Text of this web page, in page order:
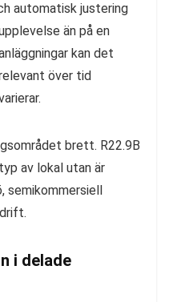
automatisk justering
än på en
kan det
över tid
brett. R22.9B
av lokal utan är
i delade